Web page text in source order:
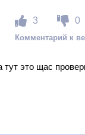
3 0
тут это щас